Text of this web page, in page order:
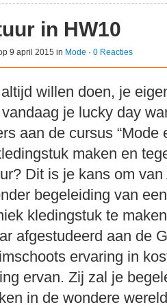
in HW10
9 april 2015 in Mode · 0 Reacties
willen doen, je
je lucky day
aan de cursus “Mode
maken en
Dit is je kans om
begeleiding van
kledingstuk te
afgestudeerd aan de
ervaring in
ervan. Zij zal je
in de wondere